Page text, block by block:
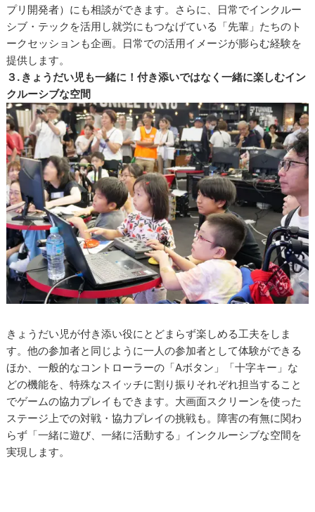
プリ開発者）にも相談ができます。さらに、日常でインクルー
シブ・テックを活用し就労にもつなげている「先輩」たちのト
ークセッションも企画。日常での活用イメージが膨らむ経験を
提供します。
３. きょうだい児も一緒に！付き添いではなく一緒に楽しむイン
クルーシブな空間
きょうだい児が付き添い役にとどまらず楽しめる工夫をしま
す。他の参加者と同じように一人の参加者として体験ができる
ほか、一般的なコントローラーの「Aボタン」「十字キー」な
どの機能を、特殊なスイッチに割り振りそれぞれ担当すること
でゲームの協力プレイもできます。大画面スクリーンを使った
ステージ上での対戦・協力プレイの挑戦も。障害の有無に関わ
らず「一緒に遊び、一緒に活動する」インクルーシブな空間を
実現します。